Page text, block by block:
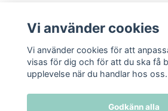
Kontakt
Vi använder cookies
Vi använder cookies för att
visas för dig och för att du ska få
upplevelse när du handlar hos oss.
Godkänn alla